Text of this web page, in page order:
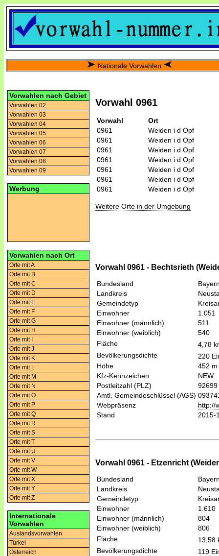
Nationale Vorwahlen
Vorwahlen nach Gebiet
Vorwahlen 02
Vorwahlen 03
Vorwahlen 04
Vorwahlen 05
Vorwahlen 06
Vorwahlen 07
Vorwahlen 08
Vorwahlen 09
Werbung
Vorwahlen nach Ort
Orte mit A
Orte mit B
Orte mit C
Orte mit D
Orte mit E
Orte mit F
Orte mit G
Orte mit H
Orte mit I
Orte mit J
Orte mit K
Orte mit L
Orte mit M
Orte mit N
Orte mit O
Orte mit P
Orte mit Q
Orte mit R
Orte mit S
Orte mit T
Orte mit U
Orte mit V
Orte mit W
Orte mit X
Orte mit Y
Orte mit Z
Internationale
Vorwahlen
Auslandsvorwahlen
Türkei
Österreich
Vorwahl 0961
Vorwahl
Ort
0961
Weiden i d Opf
0961
Weiden i d Opf
0961
Weiden i d Opf
0961
Weiden i d Opf
0961
Weiden i d Opf
0961
Weiden i d Opf
0961
Weiden i d Opf
Weitere Orte in der Umgebung
Vorwahl 0961 - Bechtsrieth
Bundesland
Landkreis
Gemeindetyp
Einwohner
1.051
Einwohner (männlich)
511
Einwohner (weiblich)
540
Fläche
4,78
Bevölkerungsdichte
220
Höhe
452 m
Kfz-Kennzeichen
NEW
Postleitzahl (PLZ)
92699
Amtl. Gemeindeschlüssel (AGS)
Webpräsenz
http://
Stand
2015-
Vorwahl 0961 - Etzenricht
Bundesland
Landkreis
Gemeindetyp
Einwohner
1.610
Einwohner (männlich)
804
Einwohner (weiblich)
806
Fläche
13,58
Bevölkerungsdichte
119